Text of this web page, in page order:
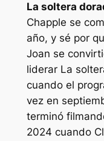
La soltera
Chapple se
año, y sé por
Joan se
liderar La
cuando el
vez en
terminó
2024 cuando